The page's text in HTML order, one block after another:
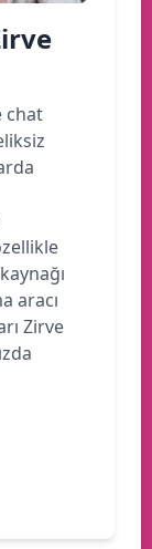
chat
aracı
Zirve